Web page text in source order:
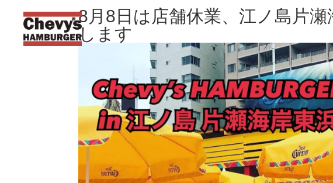
8月8日は店舗休業、江ノ島片
します